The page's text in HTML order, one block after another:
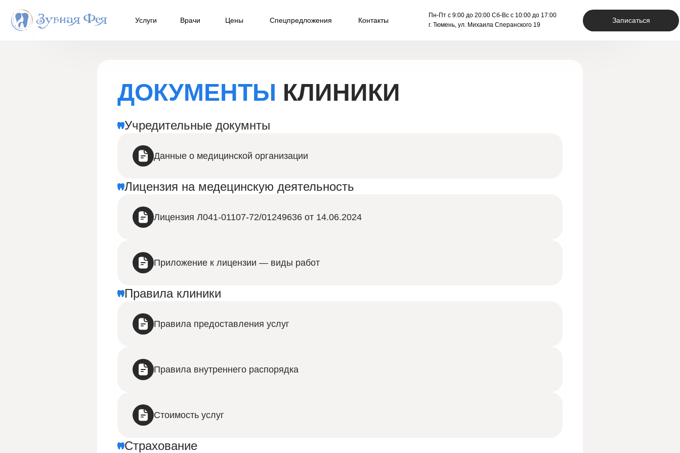
Записаться
Цены Контакты
Спецпредложения
Врачи
Услуги
Пн-Пт с 9:00 до 20:00 Сб-Вс с 10:00 до 17:00
г. Тюмень, ул. Михаила Сперанского 19
Учредительные докумнты
Данные о медицинской организации
Лицензия на медецинскую деятельность
Лицензия Л041-01107-72/01249636 от 14.06.2024
Приложение к лицензии — виды работ
Правила клиники
Правила предоставления услуг
Правила внутреннего распорядка
Стоимость услуг
Страхование
ДОКУМЕНТЫ КЛИНИКИ